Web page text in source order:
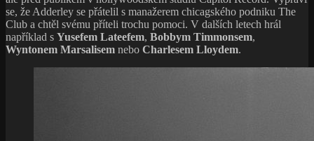
se, že Adderley se přátelil s manažerem chicagského podniku The
Club a chtěl svému příteli trochu pomoci. V dalších letech hrál
například s Yusefem Lateefem, Bobbym Timmonsem,
Wyntonem Marsalisem nebo Charlesem Lloydem.